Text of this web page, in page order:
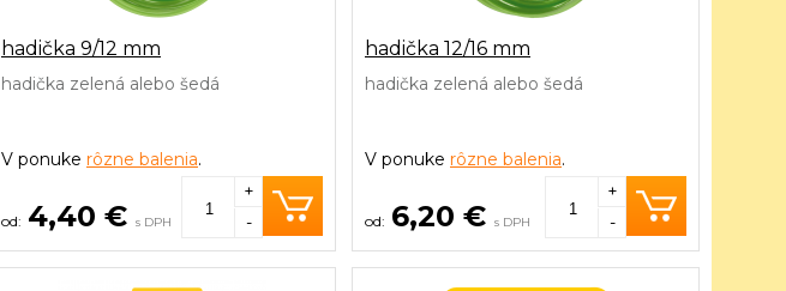
hadička 9/12 mm
hadička zelená alebo šedá
V ponuke rôzne balenia.
4,40 € s DPH
+
-
hadička 12/16 mm
hadička zelená alebo šedá
V ponuke rôzne balenia.
6,20 € s DPH
+
-